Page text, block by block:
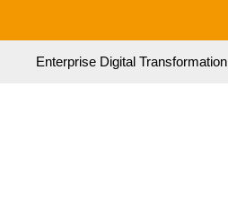
Enterprise Digital Transformation